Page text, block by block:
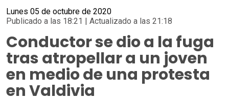
Lunes 05 de octubre de 2020
Publicado a las 18:21 | Actualizado a las 21:18
Conductor se dio a la fuga
tras atropellar a un joven
en medio de una protesta
en Valdivia